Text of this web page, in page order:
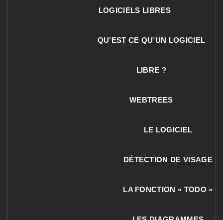
LOGICIELS LIBRES
QU’EST CE QU’UN LOGICIEL
LIBRE ?
WEBTREES
LE LOGICIEL
DÉTECTION DE VISAGE
LA FONCTION « TODO »